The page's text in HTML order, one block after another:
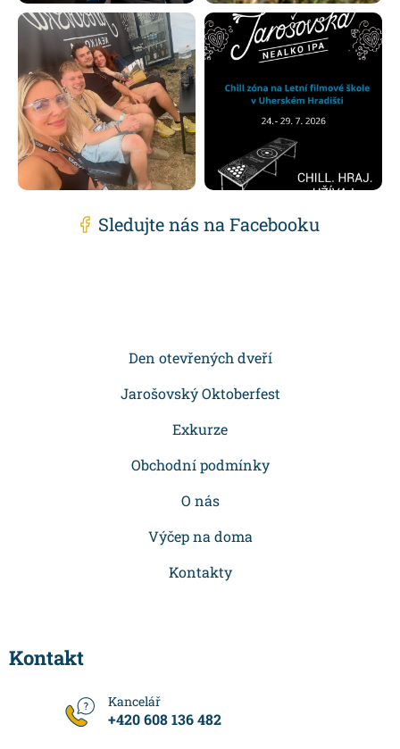
Sledujte nás na Facebooku
Den otevřených dveří
Jarošovský Oktoberfest
Exkurze
Obchodní podmínky
O nás
Výčep na doma
Kontakty
Kontakt
+420 608 136 482